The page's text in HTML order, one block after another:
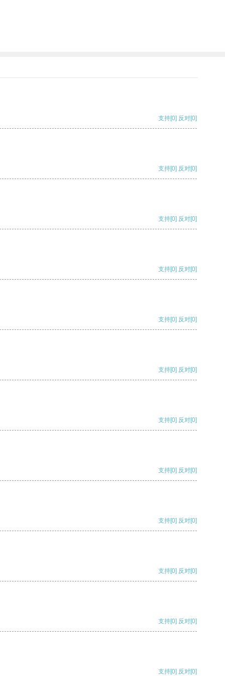
支持[0] 反对[0]
支持[0] 反对[0]
支持[0] 反对[0]
支持[0] 反对[0]
支持[0] 反对[0]
支持[0] 反对[0]
支持[0] 反对[0]
支持[0] 反对[0]
支持[0] 反对[0]
支持[0] 反对[0]
支持[0] 反对[0]
支持[0] 反对[0]